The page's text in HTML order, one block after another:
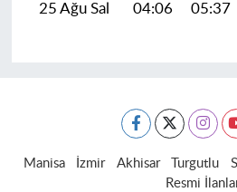
25 Ağu Sal
04:06 05:37
Manisa İzmir Akhisar Turgutlu
Resmi